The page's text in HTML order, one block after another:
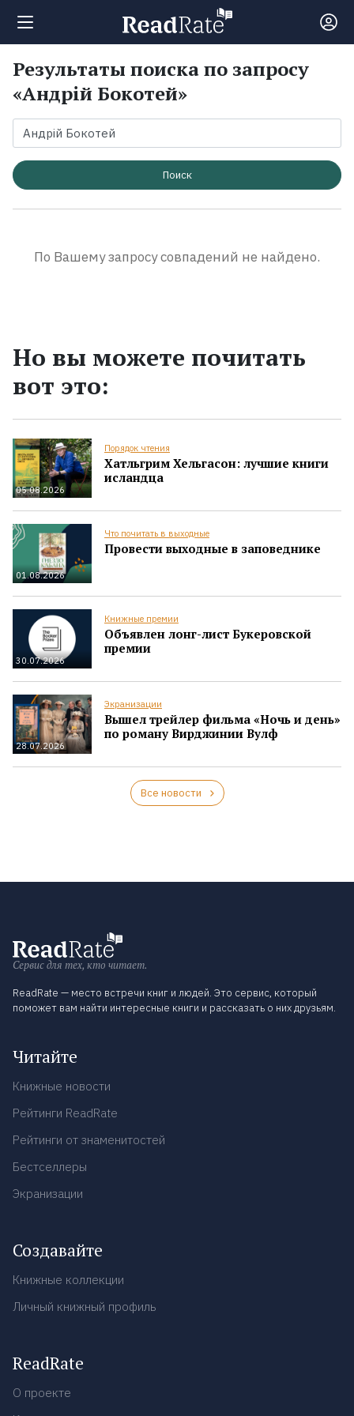
Поиск
Новости
Рейтинги
Результаты поиска по запросу
«Андрій Бокотей»
Поиск
По Вашему запросу совпадений не найдено.
Но вы можете почитать
вот это:
05.08.2026
Порядок чтения
Хатльгрим Хельгасон: лучшие книги
исландца
01.08.2026
Что почитать в выходные
Провести выходные в заповеднике
30.07.2026
Книжные премии
Объявлен лонг-лист Букеровской
премии
28.07.2026
Экранизации
Вышел трейлер фильма «Ночь и день»
по роману Вирджинии Вулф
Все новости
Сервис для тех, кто читает.
ReadRate — место встречи книг и людей. Это сервис, который
поможет вам найти интересные книги и рассказать о них друзьям.
Читайте
Книжные новости
Рейтинги ReadRate
Рейтинги от знаменитостей
Бестселлеры
Экранизации
Создавайте
Книжные коллекции
Личный книжный профиль
ReadRate
О проекте